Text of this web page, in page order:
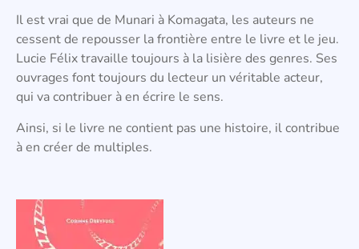
Il est vrai que de Munari à Komagata, les auteurs ne
cessent de repousser la frontière entre le livre et le jeu.
Lucie Félix travaille toujours à la lisière des genres. Ses
ouvrages font toujours du lecteur un véritable acteur,
qui va contribuer à en écrire le sens.
Ainsi, si le livre ne contient pas une histoire, il contribue
à en créer de multiples.